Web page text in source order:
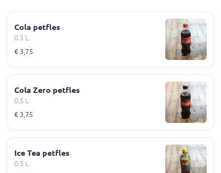
Cola petfles
0.5 L
€ 3,75
Cola Zero petfles
0.5 L
€ 3,75
Ice Tea petfles
0.5 L